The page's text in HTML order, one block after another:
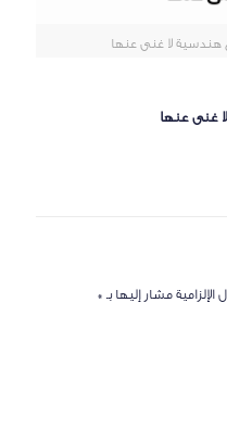
هندسية لا غنى عنها
غنى عنها
الإلزامية مشار إليها بـ *